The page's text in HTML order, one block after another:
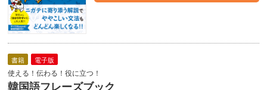
書籍 電子版
使える！伝わる！役に立つ！
韓国語フレーズブック